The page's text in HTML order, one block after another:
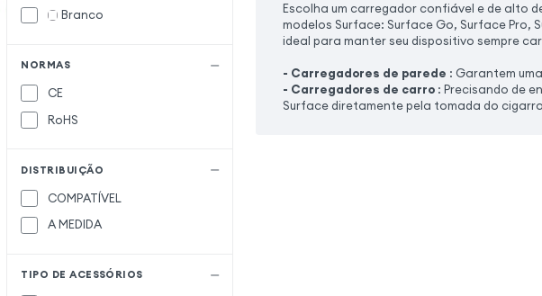
Branco
NORMAS
CE
RoHS
DISTRIBUIÇÃO
COMPATÍVEL
A MEDIDA
TIPO DE ACESSÓRIOS
Escolha um carregador confiável e de alto
modelos Surface: Surface Go, Surface Pro,
ideal para manter seu dispositivo sempre
- Carregadores de parede : Garantem
- Carregadores de carro: Precisando de
Surface diretamente pela tomada do